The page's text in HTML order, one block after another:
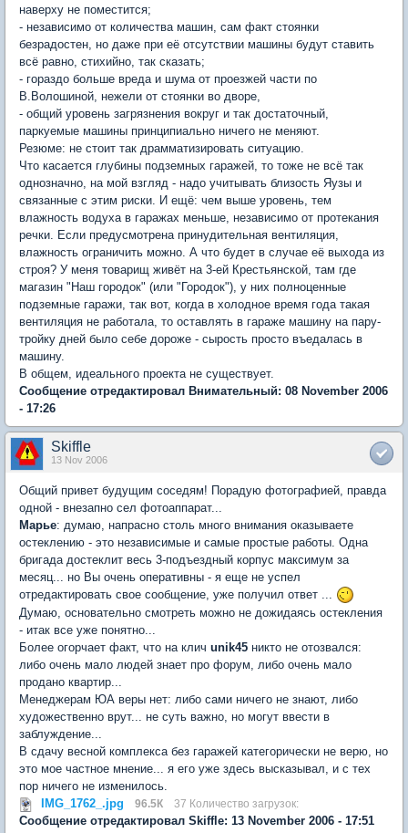
наверху не поместится;
- независимо от количества машин, сам факт стоянки
безрадостен, но даже при её отсутствии машины будут ставить
всё равно, стихийно, так сказать;
- гораздо больше вреда и шума от проезжей части по
В.Волошиной, нежели от стоянки во дворе,
- общий уровень загрязнения вокруг и так достаточный,
паркуемые машины принципиально ничего не меняют.
Резюме: не стоит так драмматизировать ситуацию.
Что касается глубины подземных гаражей, то тоже не всё так
однозначно, на мой взгляд - надо учитывать близость Яузы и
связанные с этим риски. И ещё: чем выше уровень, тем
влажность водуха в гаражах меньше, независимо от протекания
речки. Если предусмотрена принудительная вентиляция,
влажность ограничить можно. А что будет в случае её выхода из
строя? У меня товарищ живёт на 3-ей Крестьянской, там где
магазин "Наш городок" (или "Городок"), у них полноценные
подземные гаражи, так вот, когда в холодное время года такая
вентиляция не работала, то оставлять в гараже машину на пару-
тройку дней было себе дороже - сырость просто въедалась в
машину.
В общем, идеального проекта не существует.
Сообщение отредактировал Внимательный: 08 November 2006
- 17:26
Skiffle
13 Nov 2006
Общий привет будущим соседям! Порадую фотографией, правда
одной - внезапно сел фотоаппарат...
Марье: думаю, напрасно столь много внимания оказываете
остеклению - это независимые и самые простые работы. Одна
бригада достеклит весь 3-подъездный корпус максимум за
месяц... но Вы очень оперативны - я еще не успел
отредактировать свое сообщение, уже получил ответ ...
Думаю, основательно смотреть можно не дожидаясь остекления
- итак все уже понятно...
Более огорчает факт, что на клич unik45 никто не отозвался:
либо очень мало людей знает про форум, либо очень мало
продано квартир...
Менеджерам ЮА веры нет: либо сами ничего не знают, либо
художественно врут... не суть важно, но могут ввести в
заблуждение...
В сдачу весной комплекса без гаражей категорически не верю, но
это мое частное мнение... я его уже здесь высказывал, и с тех
пор ничего не изменилось.
IMG_1762_.jpg
96.5К 37 Количество загрузок:
Сообщение отредактировал Skiffle: 13 November 2006 - 17:51